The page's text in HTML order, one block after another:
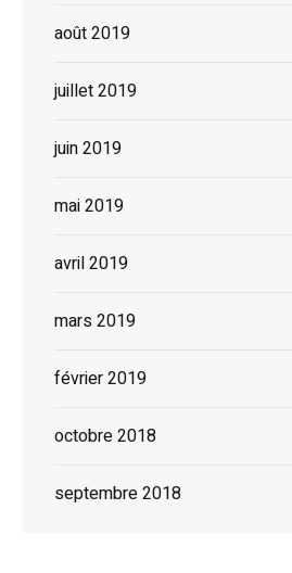
août 2019
juillet 2019
juin 2019
mai 2019
avril 2019
mars 2019
février 2019
octobre 2018
septembre 2018